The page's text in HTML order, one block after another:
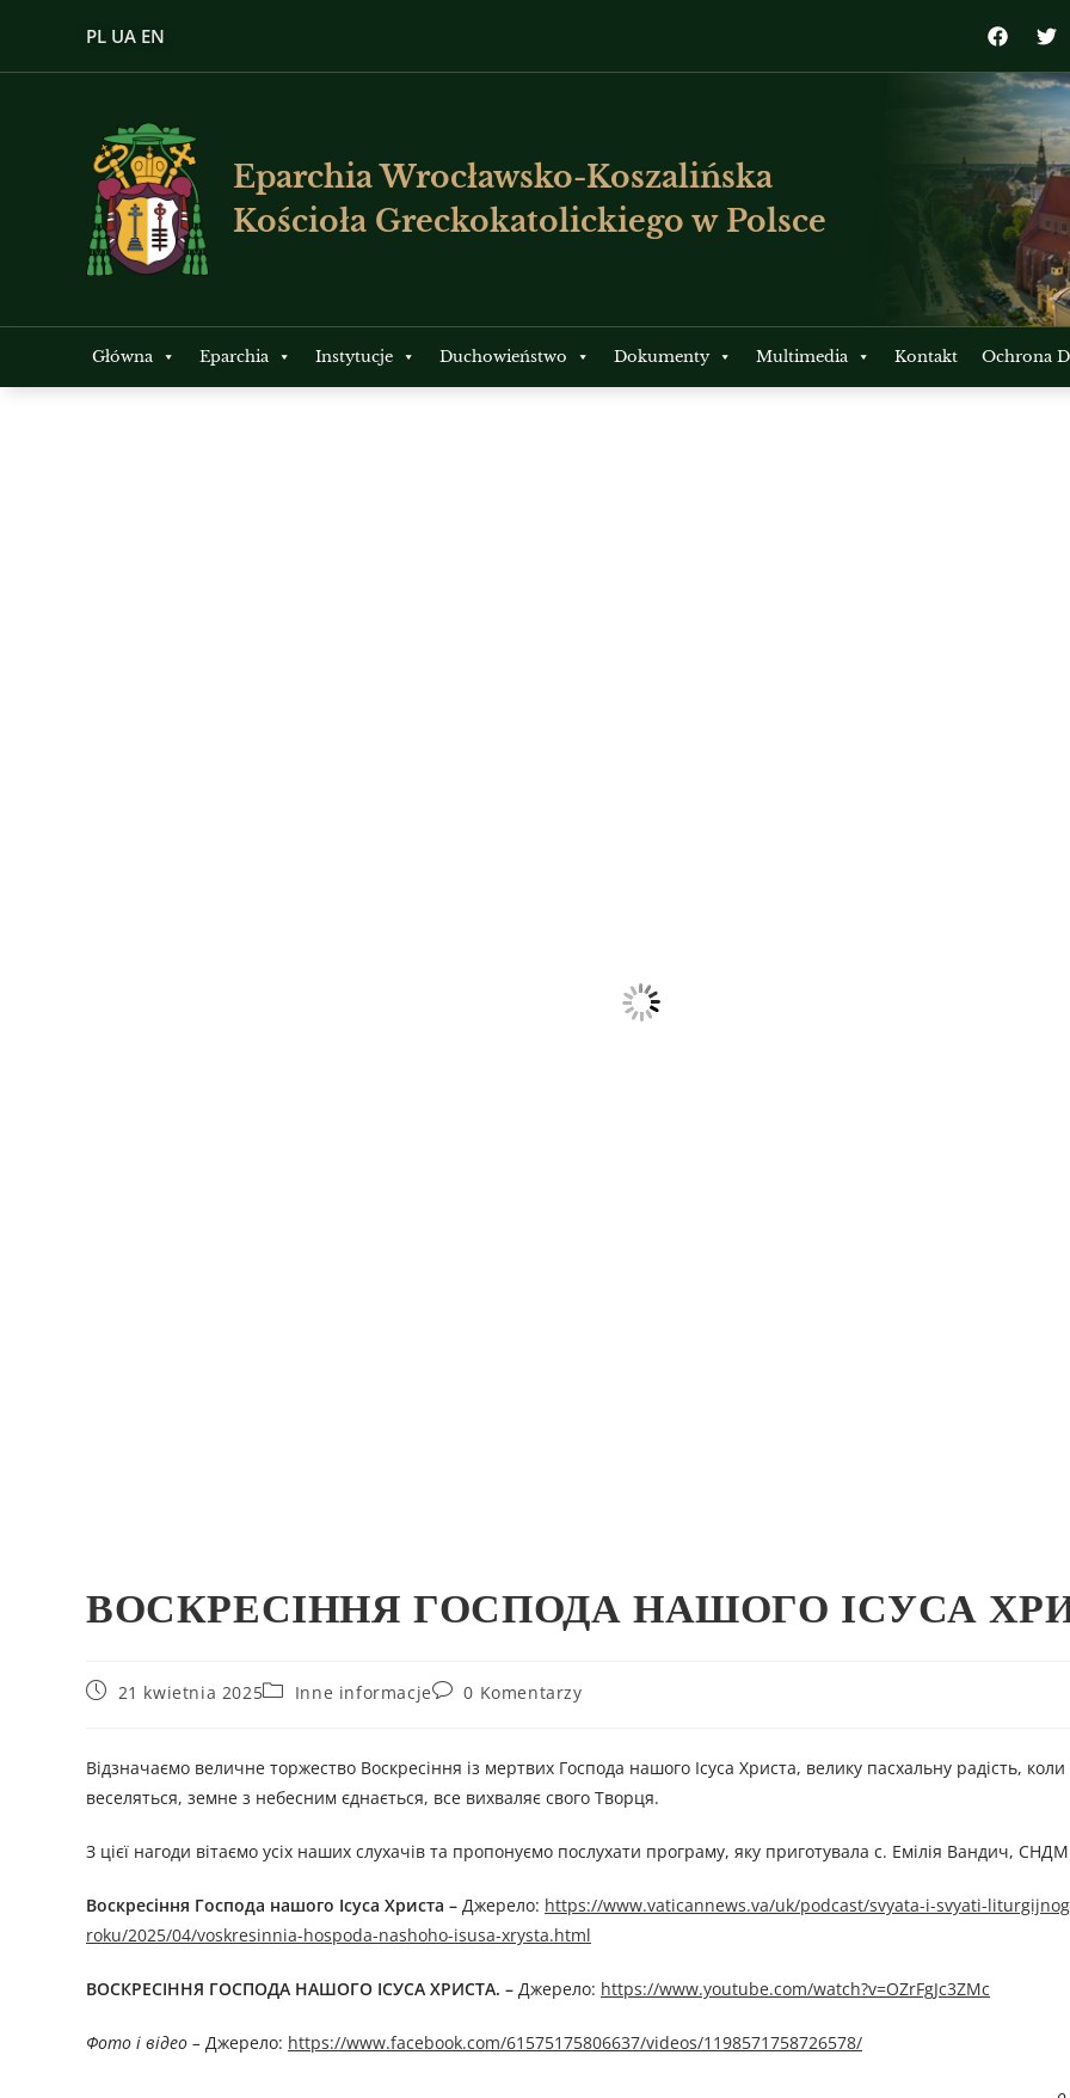
PL UA EN
Eparchia Wrocławsko-Koszalińska
Kościoła Greckokatolickiego w Polsce
Główna Eparchia Instytucje Duchowieństwo Dokumenty Multimedia Kontakt Ochrona
ВОСКРЕСІННЯ ГОСПОДА НАШОГО ІСУСА
21 kwietnia 2025 Inne informacje 0 Komentarzy
Відзначаємо величне торжество Воскресіння із мертвих Господа нашого Ісуса Христа, велику пасхальну радість,
веселяться, земне з небесним єднається, все вихваляє свого Творця.
З цієї нагоди вітаємо усіх наших слухачів та пропонуємо послухати програму, яку приготувала с. Емілія Вандич,
Воскресіння Господа нашого Ісуса Христа – Джерелo: https://www.vaticannews.va/uk/podcast/svyata-i-svyati-
roku/2025/04/voskresinnia-hospoda-nashoho-isusa-xrysta.html
ВОСКРЕСІННЯ ГОСПОДА НАШОГО ІСУСА ХРИСТА. – Джерелo: https://www.youtube.com/watch?v=OZrFgJc3ZMc
Фото і відео – Джерелo: https://www.facebook.com/61575175806637/videos/1198571758726578/